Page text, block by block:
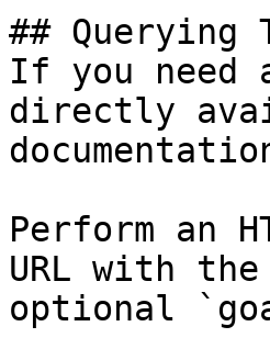
## Querying
If you need
directly
Perform an
URL with
optional